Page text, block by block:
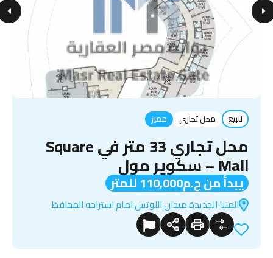
للبيع محل تجاري مميز
محل تجاري 33 متر في Square
Mall – سكوير مول
يبدأ من ج.م110,000 للمتر
المنيا الجديدة ميدان اللوتس امام استراحه المحافظ